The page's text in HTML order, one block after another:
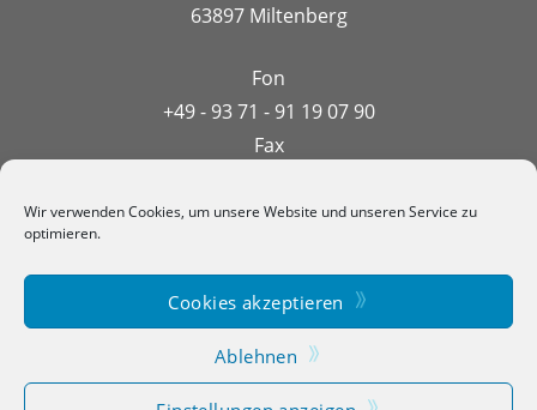
Wir verwenden Cookies, um unsere Website und unseren Service zu
optimieren.
Cookies akzeptieren
Ablehnen
63897 Miltenberg
Fon
+49 - 93 71 - 91 19 07 90
Fax
Email